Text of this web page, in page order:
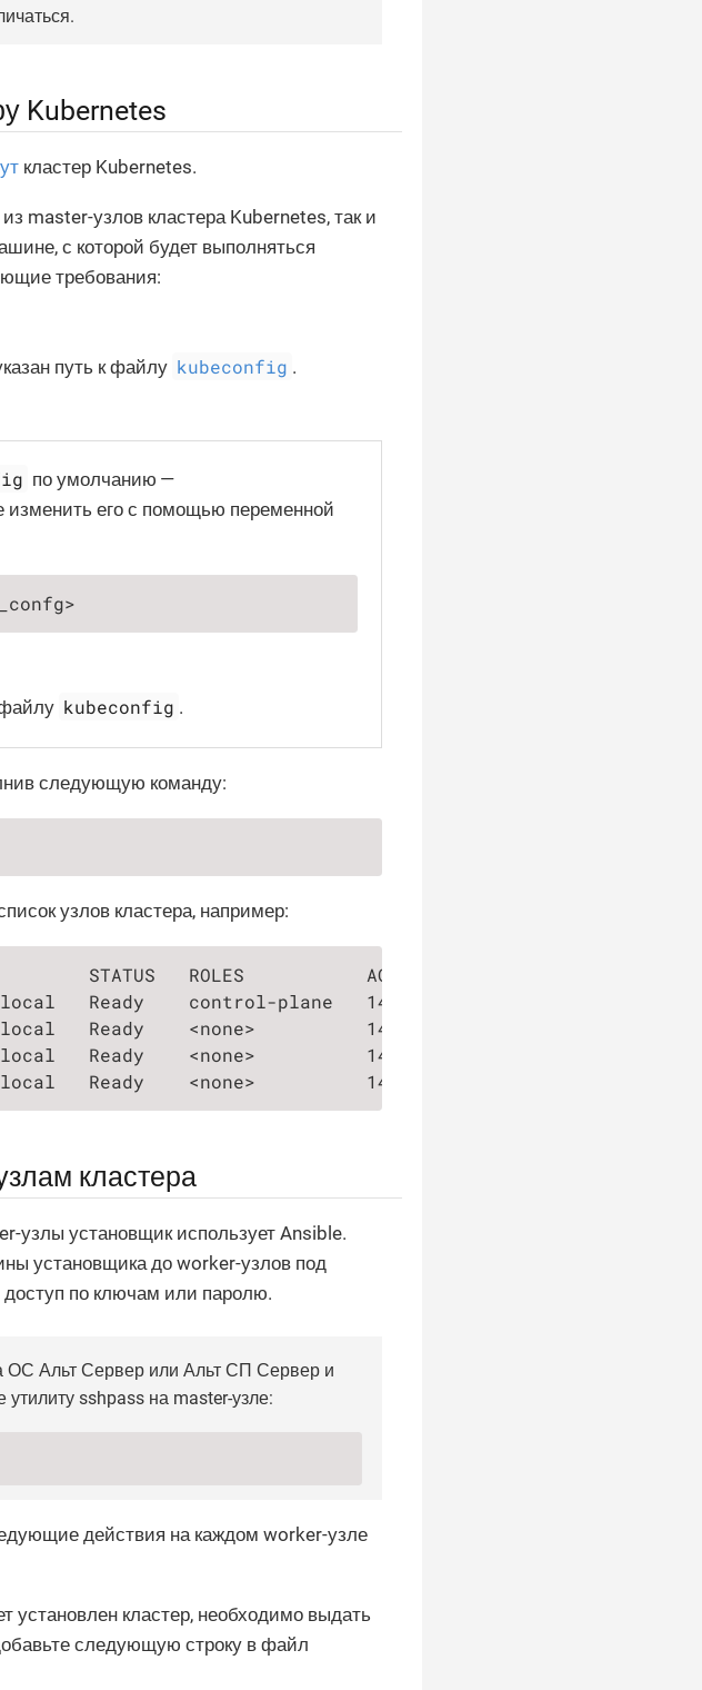
Kubernetes
кластер Kubernetes.
master-узлов кластера Kubernetes, так и
с которой будет выполняться
требования:
путь к файлу kubeconfig .
по умолчанию —
изменить его с помощью переменной
kubeconfig .
следующую команду:
узлов кластера, например:
ROLES           AGE    VERSION   INTERNAL-IP
Ready    control-plane   140d   v1.26.3   10.99.57.12
Ready    <none>          140d   v1.26.3   10.99.57.13
Ready    <none>          140d   v1.26.3   10.99.57.11
Ready    <none>          140d   v1.26.3   10.99.57.10
кластера
узлы установщик использует Ansible.
установщика до worker-узлов под
по ключам или паролю.
ОС Альт Сервер или Альт СП Сервер и
утилиту sshpass на master-узле:
действия на каждом worker-узле
установлен кластер, необходимо выдать
следующую строку в файл